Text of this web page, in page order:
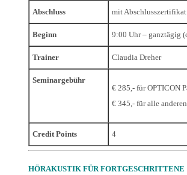
Abschluss mit Abschlusszertifikat
Beginn 9:00 Uhr – ganztägig
Trainer Claudia Dreher
Seminargebühr
€ 285,- für OPTICON
€ 345,- für alle
Credit Points 4
HÖRAKUSTIK FÜR FORTGESCHRITTENE